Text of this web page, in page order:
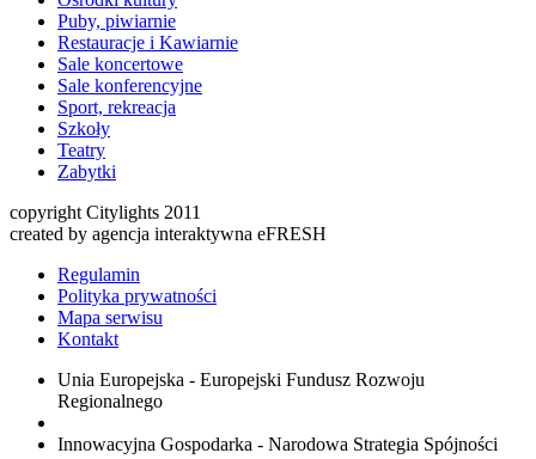
Puby, piwiarnie
Restauracje i Kawiarnie
Sale koncertowe
Sale konferencyjne
Sport, rekreacja
Szkoły
Teatry
Zabytki
copyright Citylights 2011
created by agencja interaktywna eFRESH
Regulamin
Polityka prywatności
Mapa serwisu
Kontakt
Unia Europejska - Europejski Fundusz Rozwoju
Regionalnego
Innowacyjna Gospodarka - Narodowa Strategia Spójności